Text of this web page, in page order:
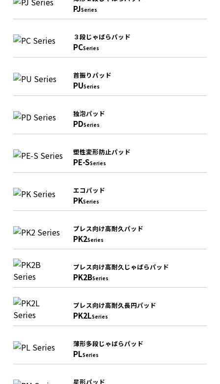
PJSeries
３段じゃばらパッド
PCSeries
首振りパッド
PUSeries
独泡パッド
PDSeries
塑性変形防止パッド
PE-SSeries
エコパッド
PKSeries
プレス向け高耐久パッド
PK2Series
プレス向け高耐久じゃばらパッド
PK2BSeries
プレス向け高耐久長円パッド
PK2LSeries
薄形多段じゃばらパッド
PLSeries
星形パッド